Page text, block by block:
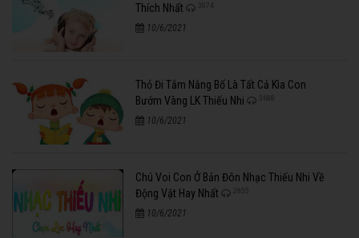
Thích Nhất
3074
10/6/2021
Thỏ Đi Tắm Nắng Bố Là Tất Cả Kìa Con
Bướm Vàng LK Thiếu Nhi
3688
10/6/2021
Chú Voi Con Ở Bản Đôn Nhạc Thiếu Nhi Về
Động Vật Hay Nhất
2855
10/6/2021